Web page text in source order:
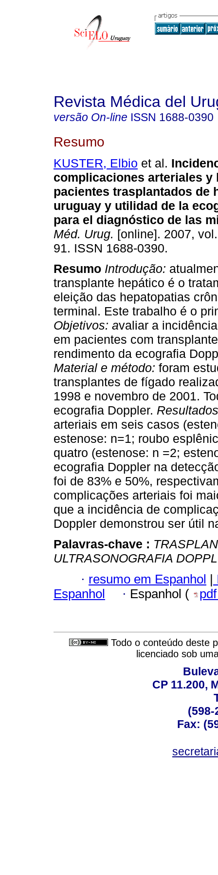
Revista Médica del
versão On-line ISSN 1688-0390
Resumo
KUSTER, Elbio et al.
complicaciones arteriales y
pacientes trasplantados de
uruguay y utilidad de la
para el diagnóstico de las
Méd. Urug. [online]. 2007,
91. ISSN 1688-0390.
Resumo Introdução:
transplante hepático é o
eleição das hepatopatias
terminal. Este trabalho é o
Objetivos: avaliar a
em pacientes com
rendimento da ecografia
Material e método: foram
transplantes de fígado
1998 e novembro de 2001.
ecografia Doppler.
arteriais em seis casos
estenose: n=1; roubo
quatro (estenose: n =2;
ecografia Doppler na
foi de 83% e 50%,
complicações arteriais foi
que a incidência de
Doppler demonstrou ser útil
Palavras-chave :
ULTRASONOGRAFIA
· resumo em Espanhol |
Espanhol
· Espanhol (
Todo o conteúdo deste
licenciado sob
CP 11.200,
(598-
Fax: